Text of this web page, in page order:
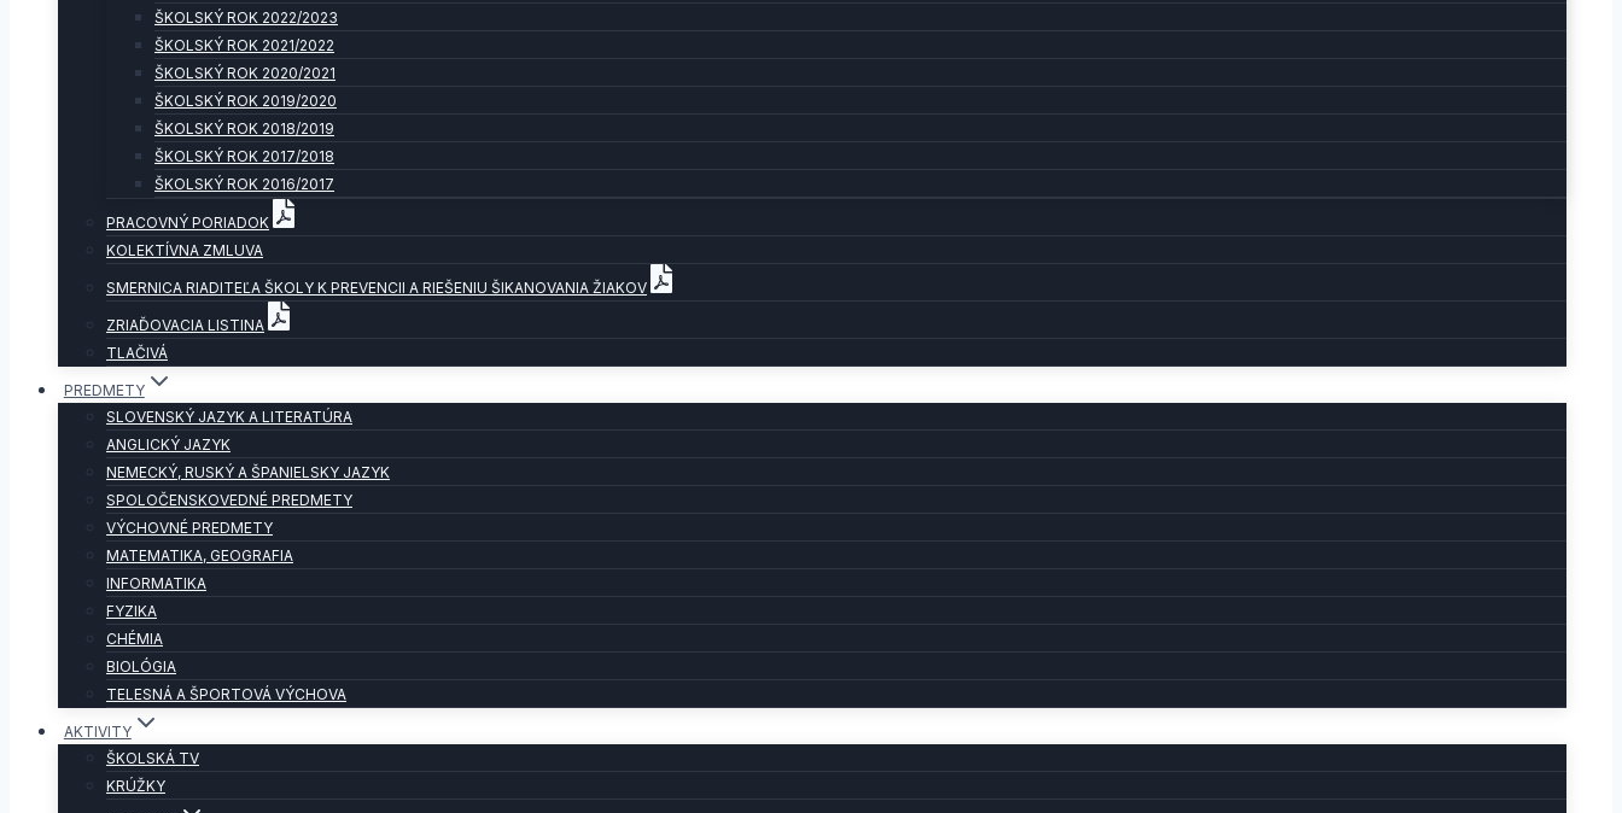
ŠKOLSKÝ ROK 2022/2023
ŠKOLSKÝ ROK 2021/2022
ŠKOLSKÝ ROK 2020/2021
ŠKOLSKÝ ROK 2019/2020
ŠKOLSKÝ ROK 2018/2019
ŠKOLSKÝ ROK 2017/2018
ŠKOLSKÝ ROK 2016/2017
PRACOVNÝ PORIADOK
KOLEKTÍVNA ZMLUVA
SMERNICA RIADITEĽA ŠKOLY K PREVENCII A RIEŠENIU ŠIKANOVANIA ŽIAKOV
ZRIAĎOVACIA LISTINA
TLAČIVÁ
PREDMETY
SLOVENSKÝ JAZYK A LITERATÚRA
ANGLICKÝ JAZYK
NEMECKÝ, RUSKÝ A ŠPANIELSKY JAZYK
SPOLOČENSKOVEDNÉ PREDMETY
VÝCHOVNÉ PREDMETY
MATEMATIKA, GEOGRAFIA
INFORMATIKA
FYZIKA
CHÉMIA
BIOLÓGIA
TELESNÁ A ŠPORTOVÁ VÝCHOVA
AKTIVITY
ŠKOLSKÁ TV
KRÚŽKY